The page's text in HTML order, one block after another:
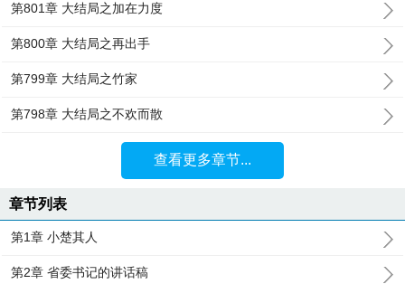
第801章 大结局之加在力度
第800章 大结局之再出手
第799章 大结局之竹家
第798章 大结局之不欢而散
查看更多章节...
章节列表
第1章 小楚其人
第2章 省委书记的讲话稿